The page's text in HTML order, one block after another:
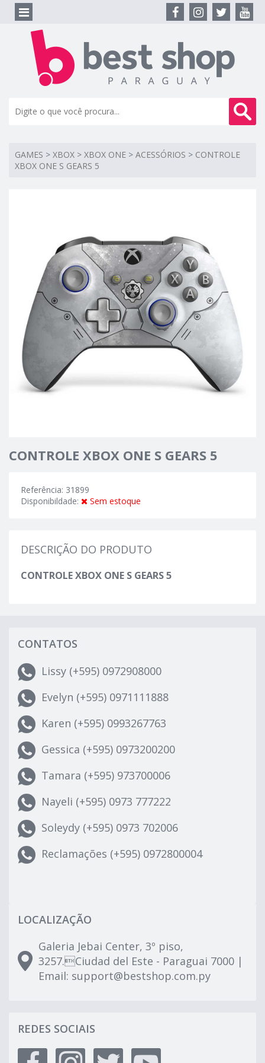
GAMES > XBOX > XBOX ONE > ACESSÓRIOS > CONTROLE
XBOX ONE S GEARS 5
CONTROLE XBOX ONE S GEARS 5
Referência: 31899
Disponibildade:
Sem estoque
DESCRIÇÃO DO PRODUTO
CONTROLE XBOX ONE S GEARS 5
CONTATOS
Lissy (+595) 0972908000
Evelyn (+595) 0971111888
Karen (+595) 0993267763
Gessica (+595) 0973200200
Tamara (+595) 973700006
Nayeli (+595) 0973 777222
Soleydy (+595) 0973 702006
Reclamações (+595) 0972800004
LOCALIZAÇÃO
Galeria Jebai Center, 3º piso,
3257.Ciudad del Este - Paraguai 7000 |
Email: support@bestshop.com.py
REDES SOCIAIS